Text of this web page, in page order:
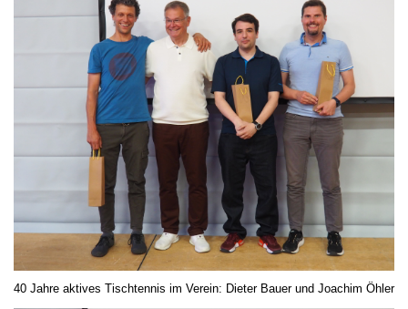
40 Jahre aktives Tischtennis im Verein: Dieter Bauer und Joachim Öhler